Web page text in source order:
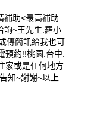
助<最高補助
詢~王先生.羅小
傳簡訊給我也可
預約!!桃園.台中.
家或是任何地方
知~謝謝~以上